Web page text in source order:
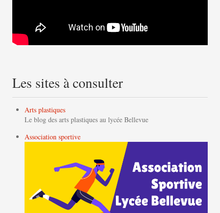
Les sites à consulter
Arts plastiques
Le blog des arts plastiques au lycée Bellevue
Association sportive